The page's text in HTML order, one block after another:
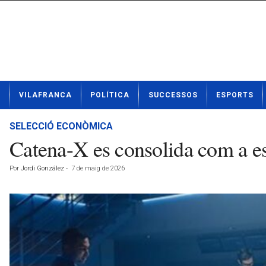
t
VILAFRANCA POLÍTICA SUCCESSOS ESPORTS
SELECCIÓ ECONÒMICA
Catena-X es consolida com a
Por Jordi González - 7 de maig de 2026